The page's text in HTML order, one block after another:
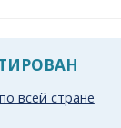
всей стране